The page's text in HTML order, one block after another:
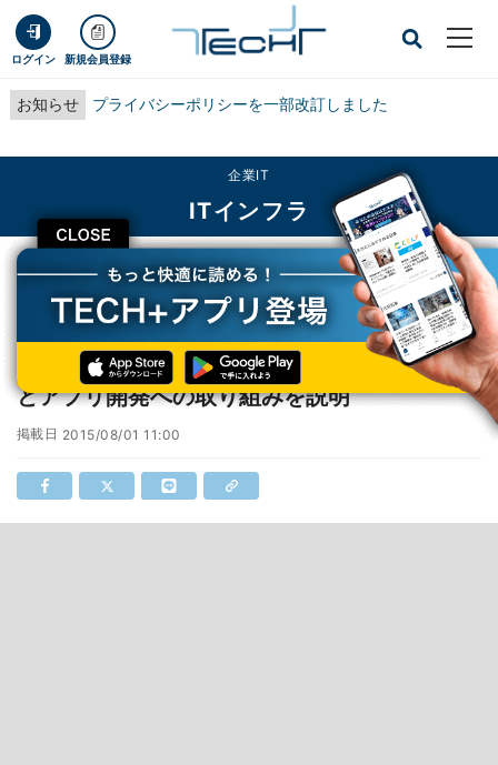
ログイン 新規会員登録
お知らせ プライバシーポリシーを一部改訂しました
CLOSE
企業IT
ITインフラ
TECH+ 企業IT
ITインフラ
ヴイエムウェア、オープンソース/Dockerなどアプリ開発への取り組みを説明
ヴイエムウェア、オープンソース/Dockerな
どアプリ開発への取り組みを説明
掲載日 2015/08/01 11:00